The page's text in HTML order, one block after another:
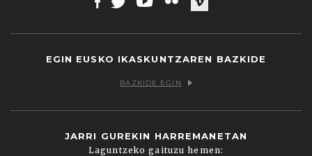
EGIN EUSKO IKASKUNTZAREN BAZKIDE
BAZKIDE EGIN
JARRI GUREKIN HARREMANETAN
Laguntzeko gaituzu hemen: